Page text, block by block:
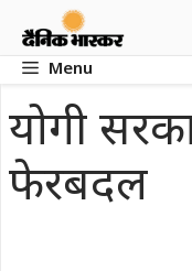
contentMenu
योगी
फेरबदल